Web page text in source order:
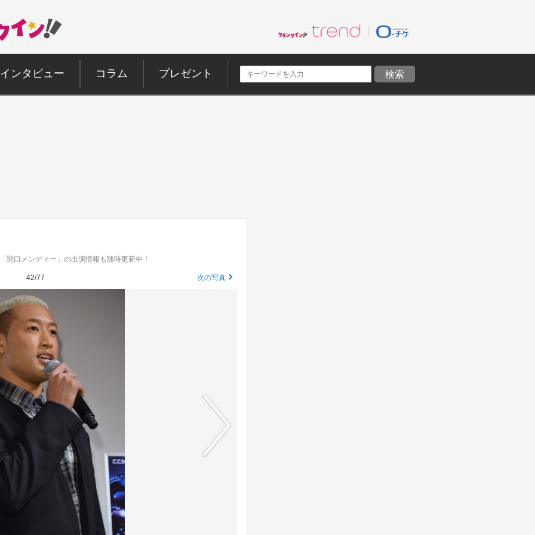
インタビュー コラム プレゼント
関口メンディー」の出演情報も随時更新中！
42/77 次の写真